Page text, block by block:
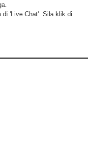
di 'Live Chat'. Sila klik di